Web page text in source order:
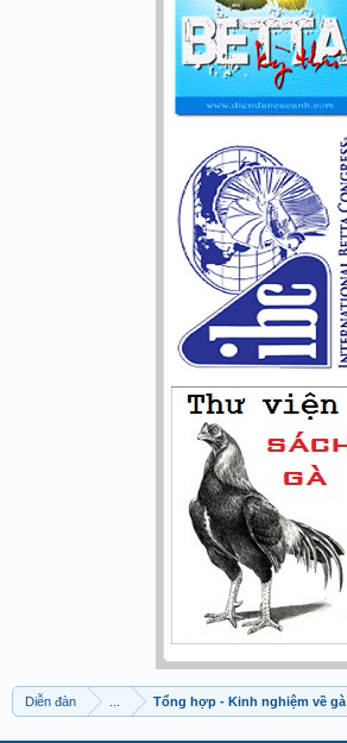
Diễn đàn ... Tổng hợp - Kinh nghiệm về gà